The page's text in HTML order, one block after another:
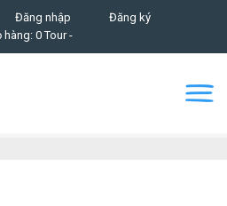
Đăng nhập
Đăng ký
hàng: 0 Tour -